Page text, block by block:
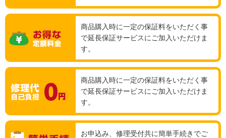
商品購入時に一定の保証料をいただく事
で延長保証サービスにご加入いただけま
す。
商品購入時に一定の保証料をいただく事
で延長保証サービスにご加入いただけま
す。
お申込み、修理受付共に簡単手続きでご